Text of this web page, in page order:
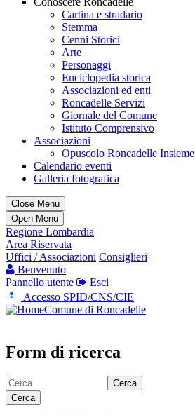
Cartina e stradario
Stemma
Cenni Storici
Arte
Personaggi
Enciclopedia storica
Associazioni ed enti
Roncadelle Servizi
Giornale del Comune
Istituto Comprensivo
Associazioni
Opuscolo Roncadelle Insieme
Calendario eventi
Galleria fotografica
Close Menu
Open Menu
Regione Lombardia
Area Riservata
Uffici / Associazioni Consiglieri
Benvenuto
Pannello utente
Esci
Accesso SPID/CNS/CIE
Comune di Roncadelle
Form di ricerca
Cerca
Cerca